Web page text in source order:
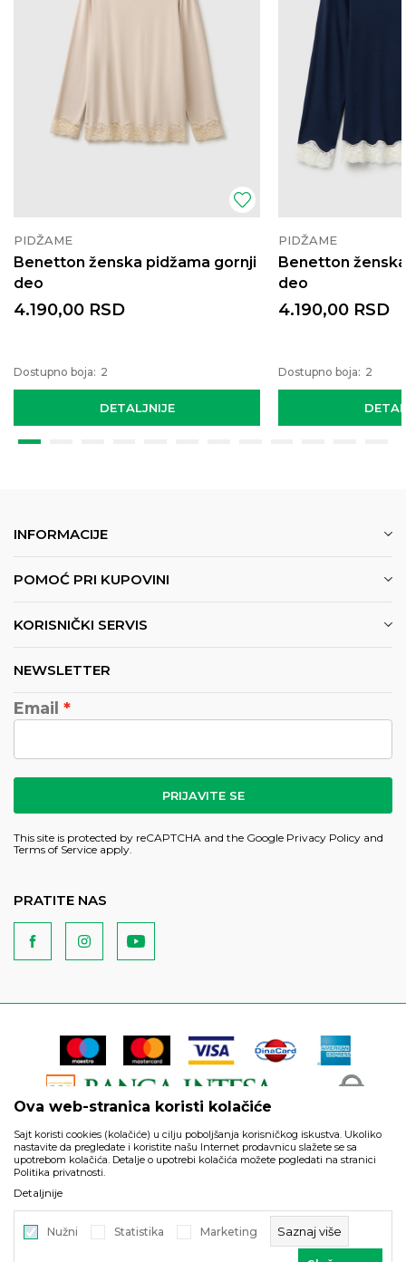
PIDŽAME
Benetton ženska pidžama gornji
deo
DETALJNIJE
4.190,00 RSD
Dostupno boja: 2
PIDŽAME
Benetton
deo
4.190,00 RSD
Dostupno boja: 2
INFORMACIJE
POMOĆ PRI KUPOVINI
KORISNIČKI SERVIS
NEWSLETTER
Email
PRIJAVITE SE
This site is protected by reCAPTCHA and the Google Privacy Policy and
Terms of Service apply.
PRATITE NAS
artikli prikazani na sajtu su deo naše ponude i ne podrazumeva
da su dostupni u svakom trenutku.
, IzradaNB SOFT. Sva prava
Ova web-stranica koristi kolačiće
Sajt koristi cookies (kolačiće) u cilju poboljšanja korisničkog iskustva. Ukoliko
nastavite da pregledate i koristite našu Internet prodavnicu slažete se sa
upotrebom kolačića. Detalje o upotrebi kolačića možete pogledati na stranici
Politika privatnosti.
Detaljnije
Nužni Statistika Marketing Saznaj više